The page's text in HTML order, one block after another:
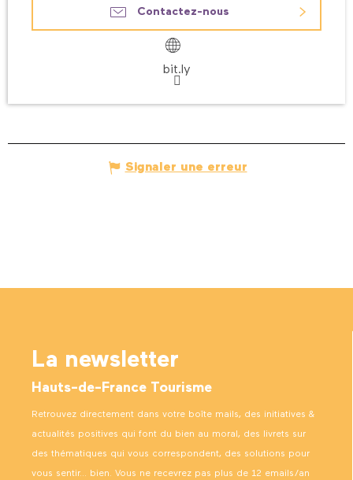
Contactez-nous
bit.ly
Signaler une erreur
La newsletter
Hauts-de-France Tourisme
Retrouvez directement dans votre boîte mails, des initiatives &
actualités positives qui font du bien au moral, des livrets sur
des thématiques qui vous correspondent, des solutions pour
vous sentir… bien. Vous ne recevrez pas plus de 12 emails/an